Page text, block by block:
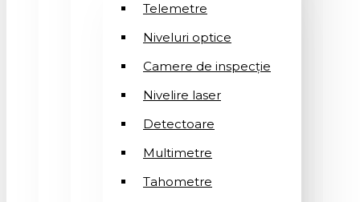
Telemetre
Niveluri optice
Camere de inspecție
Nivelire laser
Detectoare
Multimetre
Tahometre